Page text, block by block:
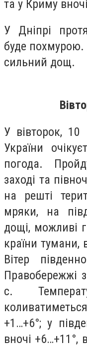
та у Криму
У Дніпрі
буде
сильний дощ.
У вівторок, 10
України
погода.
заході та
на решті
мряки, на
дощі, можливі
країни тумани,
Вітер
Правобережжі
с.
+1…+6°; у
вночі +6…+11°,